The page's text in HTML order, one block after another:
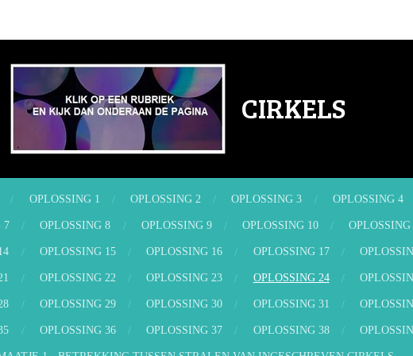
CIRKELS
OPLOSSING 1 OPLOSSING 2 OPLOSSING 3 OPLOSSING 4
7 OPLOSSING 8 OPLOSSING 9 OPLOSSING 10 OPLOSSING
OPLOSSING 15 OPLOSSING 16 OPLOSSING 17
OPLOSSING 22 OPLOSSING 23 OPLOSSING 24
OPLOSSING 29 OPLOSSING 30 OPLOSSING 31
OPLOSSING 36 OPLOSSING 37 OPLOSSING 38